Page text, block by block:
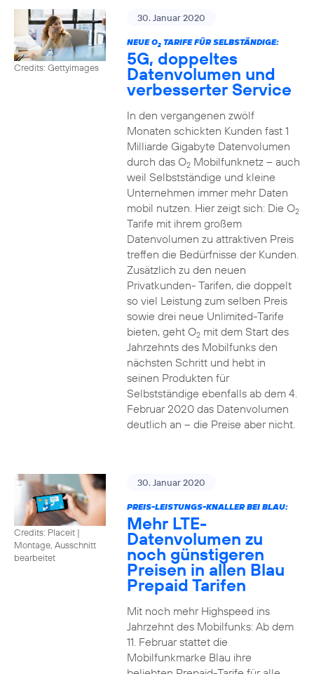
Credits: Gettyimages
30. Januar 2020
NEUE O2TARIFE FÜR SELBSTÄNDIGE:
5G, doppeltes
Datenvolumen und
verbesserter Service
In den vergangenen zwölf
Monaten schickten Kunden fast 1
Milliarde Gigabyte Datenvolumen
durch das O2Mobilfunknetz – auch
weil Selbstständige und kleine
Unternehmen immer mehr Daten
mobil nutzen. Hier zeigt sich: Die O2
Tarife mit ihrem großem
Datenvolumen zu attraktiven Preis
treffen die Bedürfnisse der Kunden.
Zusätzlich zu den neuen
Privatkunden- Tarifen, die doppelt
so viel Leistung zum selben Preis
sowie drei neue Unlimited-Tarife
bieten, geht O2mit dem Start des
Jahrzehnts des Mobilfunks den
nächsten Schritt und hebt in
seinen Produkten für
Selbstständige ebenfalls ab dem 4.
Februar 2020 das Datenvolumen
deutlich an – die Preise aber nicht.
Credits: Placeit |
Montage, Ausschnitt
bearbeitet
30. Januar 2020
PREIS-LEISTUNGS-KNALLER BEI BLAU:
Mehr LTE-
Datenvolumen zu
noch günstigeren
Preisen in allen Blau
Prepaid Tarifen
Mit noch mehr Highspeed ins
Jahrzehnt des Mobilfunks: Ab dem
11. Februar stattet die
Mobilfunkmarke Blau ihre